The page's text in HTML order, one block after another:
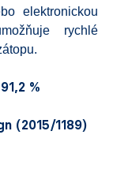
elektronickou
rychlé
%
(2015/1189)